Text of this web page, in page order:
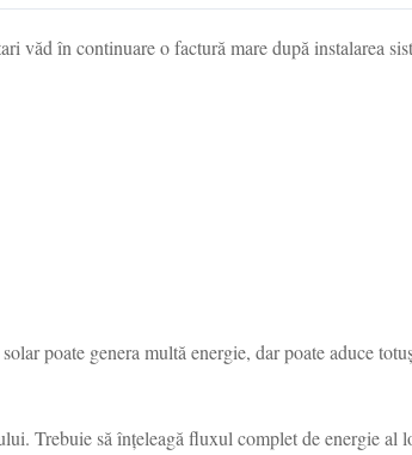
văd în continuare o factură mare după instalarea
poate genera multă energie, dar poate aduce
Trebuie să înțeleagă fluxul complet de energie al